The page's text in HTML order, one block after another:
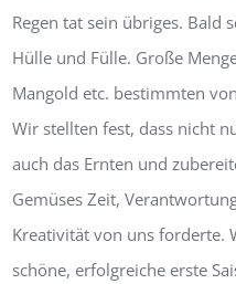
Regen tat sein übriges. Bald
Hülle und Fülle. Große
Mangold etc. bestimmten
Wir stellten fest, dass nicht
auch das Ernten und
Gemüses Zeit,
Kreativität von uns forderte.
schöne, erfolgreiche erste